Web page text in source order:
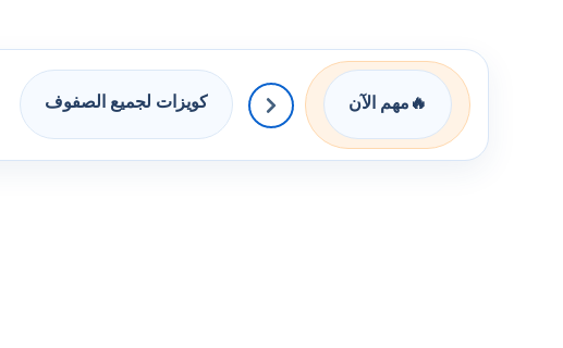
🔥 مهم الآن كويزات لجميع الصفوف